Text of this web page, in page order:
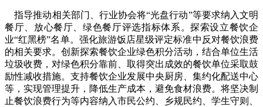
指导推动相关部门、行业协会将“光盘行动”等要求纳入文明
餐厅、放心餐厅、绿色餐厅评选指标体系。探索设立餐饮企
业“红黑榜”名单。强化旅游饭店星级评定标准中反对餐饮浪费
的相关要求。创新探索餐饮企业绿色积分活动，结合单位生活
垃圾收费，对绿色积分靠前、取得突出成效的餐饮单位采取鼓
励性减收措施。支持餐饮企业发展中央厨房、集约化配送中心
等，实现管理提升，降低生产成本，避免食材浪费。将坚决制
止餐饮浪费行为等内容纳入市民公约、乡规民约、学生守则、